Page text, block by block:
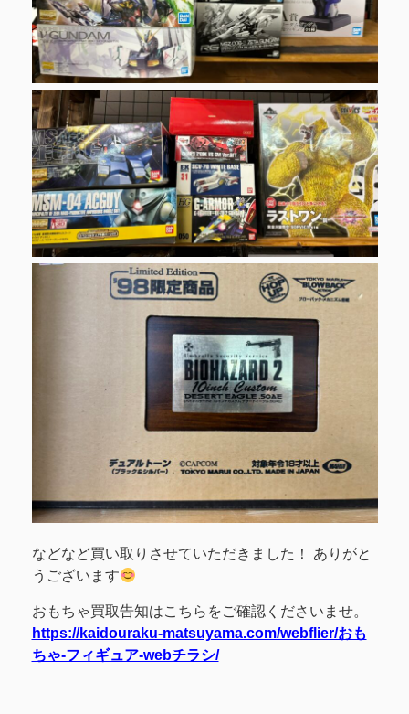
などなど買い取りさせていただきました！ ありがと
うございます
おもちゃ買取告知はこちらをご確認くださいませ。
https://kaidouraku-matsuyama.com/webflier/おも
ちゃ-フィギュア-webチラシ/